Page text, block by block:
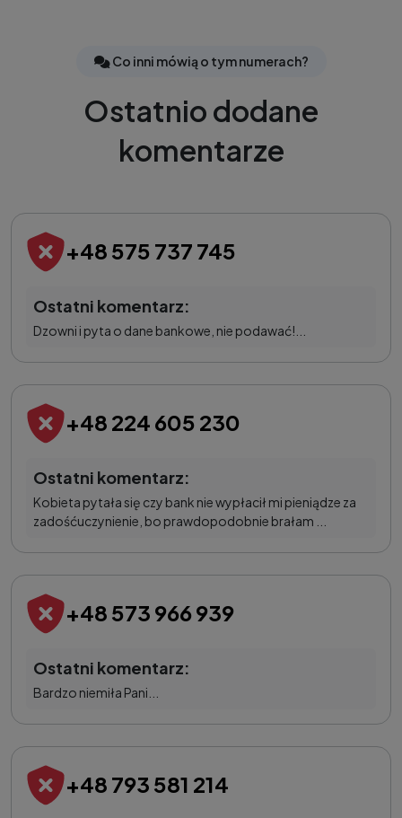
Co inni mówią o tym numerach?
Ostatnio dodane
komentarze
+48 575 737 745
Ostatni komentarz:
Dzowni i pyta o dane bankowe, nie podawać!...
+48 224 605 230
Ostatni komentarz:
Kobieta pytała się czy bank nie wypłacił mi pieniądze za
zadośćuczynienie, bo prawdopodobnie brałam ...
+48 573 966 939
Ostatni komentarz:
Bardzo niemiła Pani...
+48 793 581 214